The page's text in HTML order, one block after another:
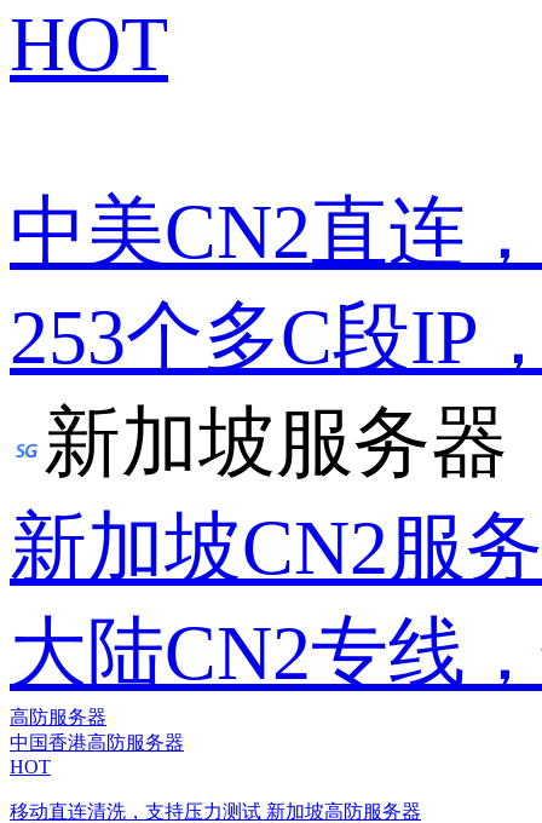
HOT
中美CN2直连
253个多C段IP
新加坡服务器
新加坡CN2服
大陆CN2专线
高防服务器
中国香港高防服务器
HOT
移动直连清洗，支持压力测试 新加坡高防服务器